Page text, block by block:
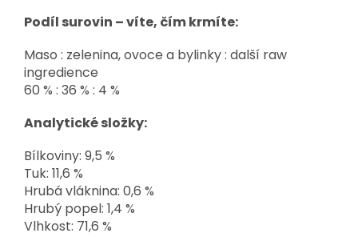
Podíl surovin – víte, čím krmíte:
Maso : zelenina, ovoce a bylinky : další raw
ingredience
60 % : 36 % : 4 %
Analytické složky:
Bílkoviny: 9,5 %
Tuk: 11,6 %
Hrubá vláknina: 0,6 %
Hrubý popel: 1,4 %
Vlhkost: 71,6 %